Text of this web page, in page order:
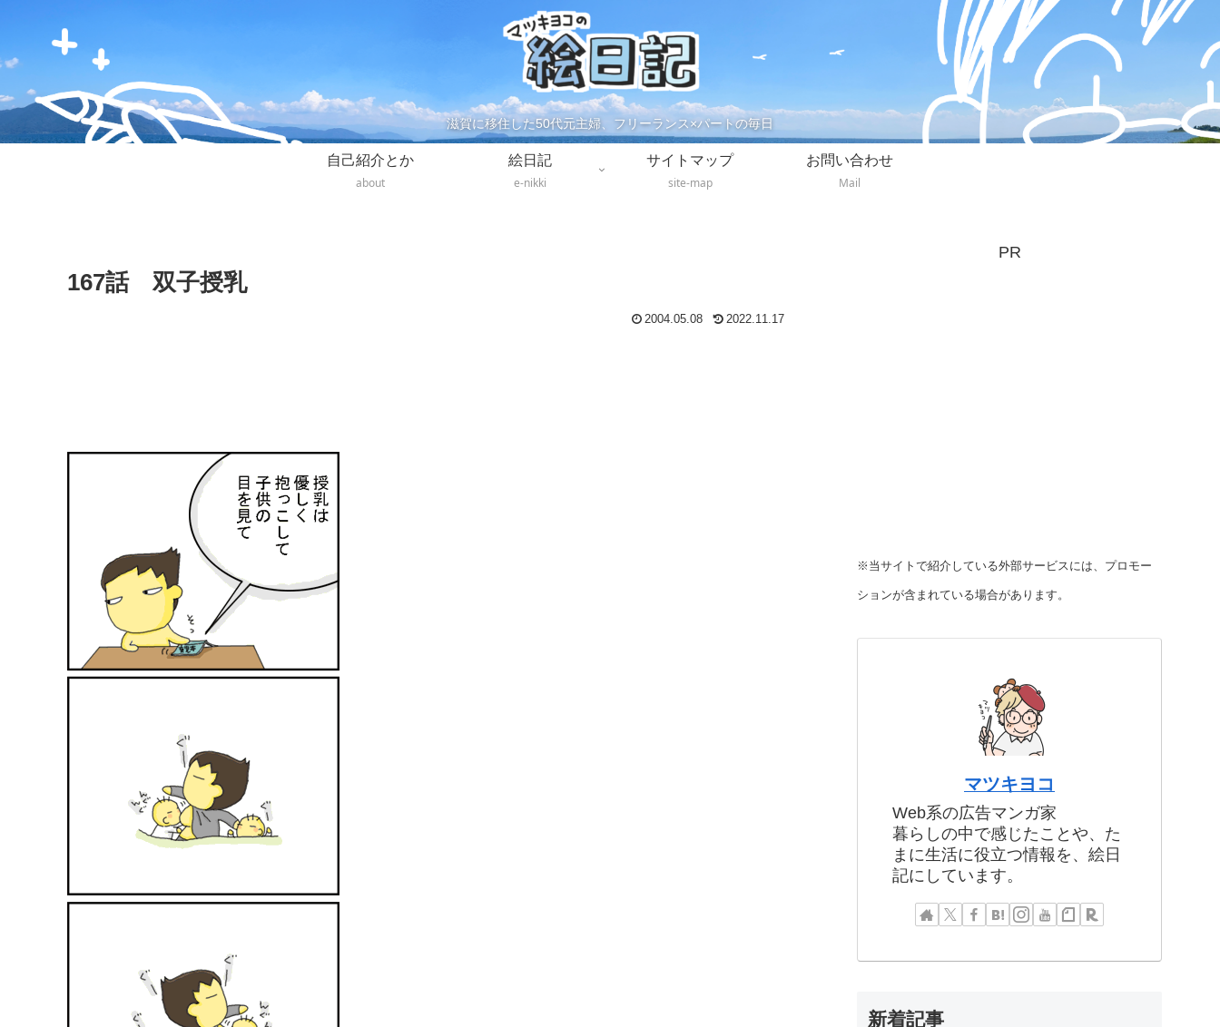
滋賀に移住した50代元主婦、フリーランス×パートの毎日
自己紹介とか
about
絵日記
e-nikki
サイトマップ
site-map
お問い合わせ
Mail
167話 双子授乳
2004.05.08 2022.11.17
PR
※当サイトで紹介している外部サービスには、プロモー
ションが含まれている場合があります。
マツキヨコ
Web系の広告マンガ家
暮らしの中で感じたことや、た
まに生活に役立つ情報を、絵日
記にしています。
新着記事